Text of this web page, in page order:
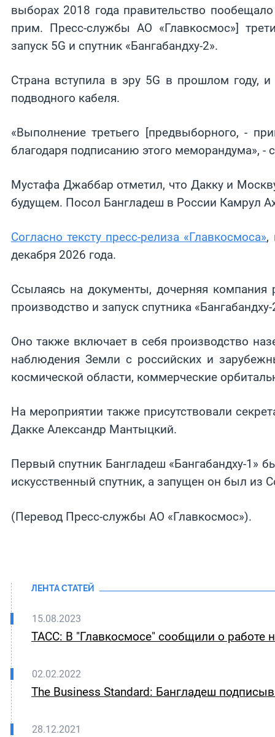
выборах 2018 года правительство
прим. Пресс-службы АО «Главкосмос»]
запуск 5G и спутник «Бангабандху-2».
Страна вступила в эру 5G в прошлом году,
подводного кабеля.
«Выполнение третьего [предвыборного, -
благодаря подписанию этого меморандума», -
Мустафа Джаббар отметил, что Дакку и
будущем. Посол Бангладеш в России Камрул
Согласно тексту пресс-релиза «Главкосмоса»,
декабря 2026 года.
Ссылаясь на документы, дочерняя компания
производство и запуск спутника «Бангабандху-
Оно также включает в себя производство
наблюдения Земли с российских и
космической области, коммерческие
На мероприятии также присутствовали
Дакке Александр Мантыцкий.
Первый спутник Бангладеш «Бангабандху-1»
искусственный спутник, а запущен он был из
(Перевод Пресс-службы АО «Главкосмос»).
ЛЕНТА СТАТЕЙ
15.08.2023
ТАСС: В "Главкосмосе" сообщили о работе
02.02.2022
The Business Standard: Бангладеш
28.12.2021